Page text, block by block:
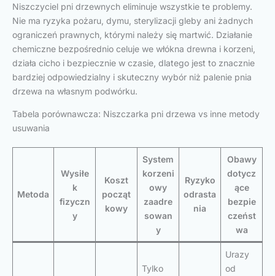
Niszczyciel pni drzewnych eliminuje wszystkie te problemy.
Nie ma ryzyka pożaru, dymu, sterylizacji gleby ani żadnych
ograniczeń prawnych, którymi należy się martwić. Działanie
chemiczne bezpośrednio celuje we włókna drewna i korzeni,
działa cicho i bezpiecznie w czasie, dlatego jest to znacznie
bardziej odpowiedzialny i skuteczny wybór niż palenie pnia
drzewa na własnym podwórku.
Tabela porównawcza: Niszczarka pni drzewa vs inne metody
usuwania
Metoda
Wysiłe
k
fizyczn
y
Koszt
począt
kowy
System
korzeni
owy
zaadre
sowan
y
Ryzyko
odrasta
nia
Obawy
dotycz
ące
bezpie
czeńst
wa
Tylko
Urazy
od